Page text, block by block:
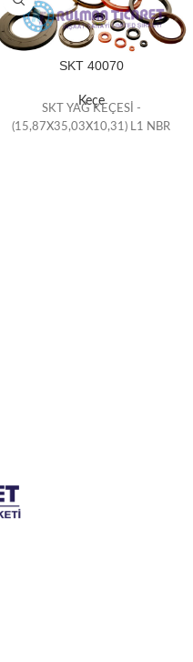
SKT 40070
Keçe
SKT YAĞ KEÇESİ -
(15,87X35,03X10,31) L1 NBR